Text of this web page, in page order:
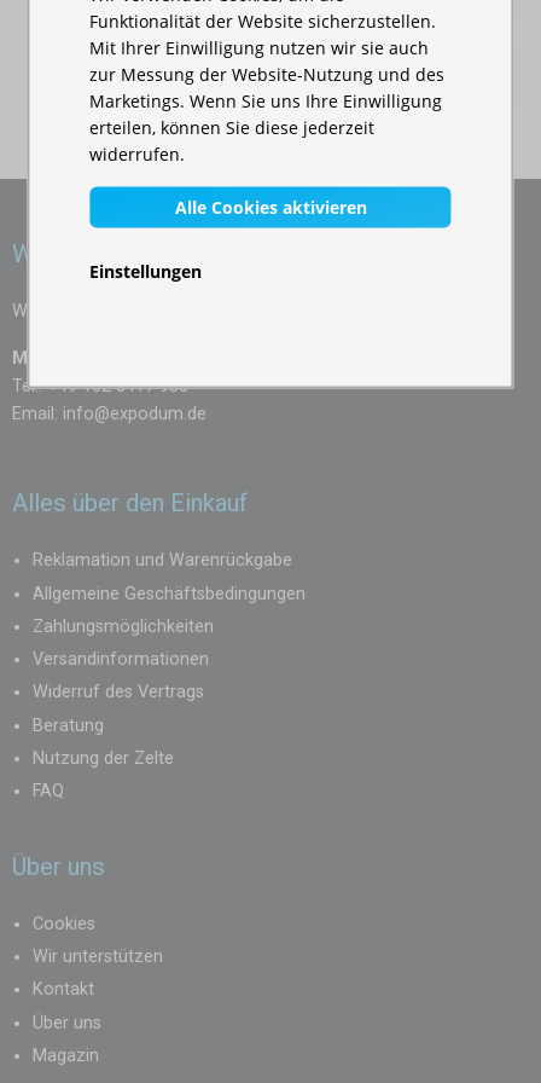
festem Metall hergestellt, das den sicheren Stand auf jedem
Untergrund sichert. Sie müssen sich keine Sorgen machen,
dass jemand den Tisch umkippt oder dass der Tisch wackeln
Der Klapptisch aus Kunststoff ist ein idealer Begleiter
während dem ganzen Jahr. Im Sommer dient er Ihnen auf
dem Urlaub, im Winter beispielsweise auch bei dem
festlichen Weihnachtsabendessen. Nutzen Sie alle seine
Wir helfen Ihnen gerne
Wir beraten Sie bei jeder Unklarheit:
Marek Wojakowski
Tel.: +49 162 5417 985
Email: info@expodum.de
Alles über den Einkauf
Reklamation und Warenrückgabe
Allgemeine Geschäftsbedingungen
Zahlungsmöglichkeiten
Versandinformationen
Widerruf des Vertrags
Beratung
Nutzung der Zelte
FAQ
Über uns
Cookies
Wir unterstützen
Kontakt
Über uns
Magazin
Funktionalität der Website sicherzustellen.
Mit Ihrer Einwilligung nutzen wir sie auch
zur Messung der Website-Nutzung und des
Marketings. Wenn Sie uns Ihre Einwilligung
erteilen, können Sie diese jederzeit
widerrufen.
Alle Cookies aktivieren
Einstellungen